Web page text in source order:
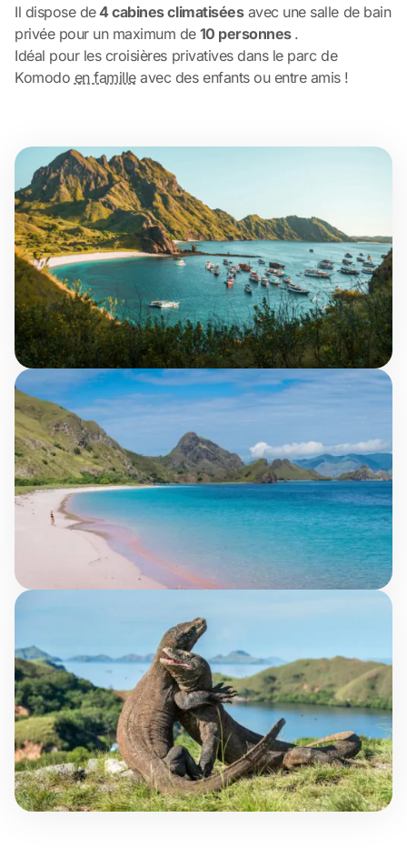
Il dispose de4 cabines climatiséesavec une salle de bain
privée pour un maximum de 10 personnes .
Idéal pour les croisières privatives dans le parc de
Komodo en familleavec des enfants ou entre amis !